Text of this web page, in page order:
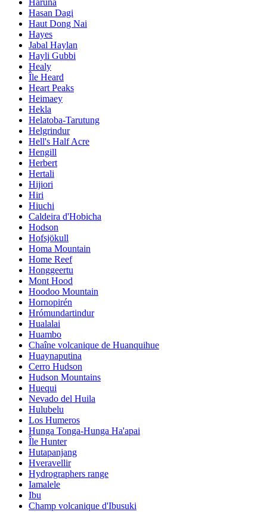
Hasan Dagi
Haut Dong Nai
Hayes
Jabal Haylan
Hayli Gubbi
Healy
Île Heard
Heart Peaks
Heimaey
Hekla
Helatoba-Tarutung
Helgrindur
Hell's Half Acre
Hengill
Herbert
Hertali
Hijiori
Hiri
Hiuchi
Caldeira d'Hobicha
Hodson
Hofsjökull
Homa Mountain
Home Reef
Honggeertu
Mont Hood
Hoodoo Mountain
Hornopirén
Hrómundartindur
Hualalai
Huambo
Chaîne volcanique de Huanquihue
Huaynaputina
Cerro Hudson
Hudson Mountains
Huequi
Nevado del Huila
Hulubelu
Los Humeros
Hunga Tonga-Hunga Ha'apai
Île Hunter
Hutapanjang
Hveravellir
Hydrographers range
Iamalele
Ibu
Champ volcanique d'Ibusuki